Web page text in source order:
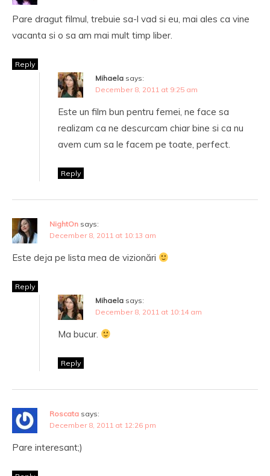
Pare dragut filmul, trebuie sa-l vad si eu, mai ales ca vine
vacanta si o sa am mai mult timp liber.
Reply
Mihaela says:
December 8, 2011 at 9:25 am
Este un film bun pentru femei, ne face sa
realizam ca ne descurcam chiar bine si ca nu
avem cum sa le facem pe toate, perfect.
Reply
NightOn says:
December 8, 2011 at 10:13 am
Este deja pe lista mea de vizionări
Reply
Mihaela says:
December 8, 2011 at 10:14 am
Ma bucur.
Reply
Roscata says:
December 8, 2011 at 12:26 pm
Pare interesant;)